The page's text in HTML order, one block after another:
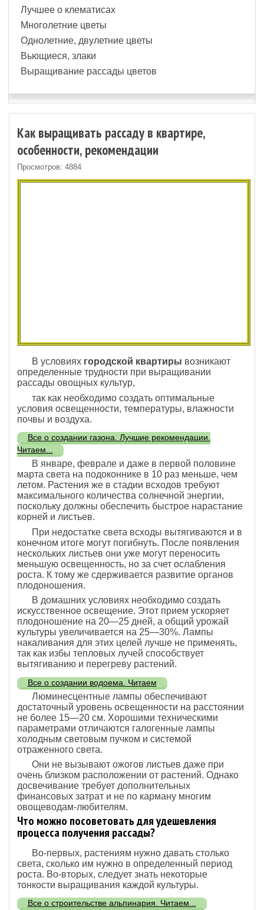
Лучшее о клематисах
Многолетние цветы
Однолетние, двулетние цветы
Вьющиеся, злаки
Выращивание рассады цветов
Как выращивать рассаду в квартире,
особенности, рекомендации
Просмотров: 4884
В условияхгородской квартиры возникают
определенные трудности при выращивании
рассады овощных культур,
так как необходимо создать оптимальные
условия освещенности, температуры, влажности
почвы и воздуха.
Все о создании газона. Лучшие рекомендации.
Читаем...
В январе, феврале и даже в первой половине
марта света на подоконнике в 10 раз меньше, чем
летом. Растения же в стадии всходов требуют
максимального количества солнечной энергии,
поскольку должны обеспечить быстрое нарастание
корней и листьев.
При недостатке света всходы вытягиваются и в
конечном итоге могут погибнуть. После появления
нескольких листьев они уже могут переносить
меньшую освещенность, но за счет ослабления
роста. К тому же сдерживается развитие органов
плодоношения.
В домашних условиях необходимо создать
искусственное освещение. Этот прием ускоряет
плодоношение на 20—25 дней, а общий урожай
культуры увеличивается на 25—30%. Лампы
накаливания для этих целей лучше не применять,
так как избы тепловых лучей способствует
вытягиванию и перегреву растений.
Все о создании водоема. Читаем
Люминесцентные лампы обеспечивают
достаточный уровень освещенности на расстоянии
не более 15—20 см. Хорошими техническими
параметрами отличаются галогенные лампы
холодным световым пучком и системой
отраженного света.
Они не вызывают ожогов листьев даже при
очень близком расположении от растений. Однако
досвечивание требует дополнительных
финансовых затрат и не по карману многим
овощеводам-любителям.
Что можно посоветовать для удешевления
процесса получения рассады?
Во-первых, растениям нужно давать столько
света, сколько им нужно в определенный период
роста. Во-вторых, следует знать некоторые
тонкости выращивания каждой культуры.
Все о строительстве альпинария. Читаем...